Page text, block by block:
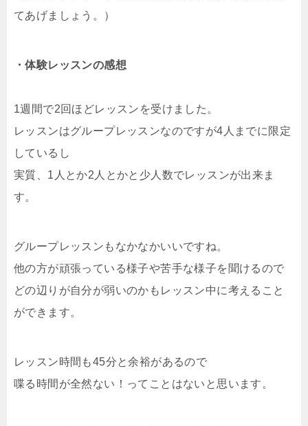
てあげましょう。）
・体験レッスンの感想
1週間で2回ほどレッスンを受けました。
レッスンはグループレッスンなのですが4人までに限定
しているし
実質、1人とか2人とかと少人数でレッスンが出来ま
す。
グループレッスンもなかなかいいですね。
他の方が頑張っている様子や苦手な様子を聞けるので
どの辺りが自分が弱いのかもレッスン中に考えること
ができます。
レッスン時間も45分と余裕があるので
喋る時間が全然ない！ってことはないと思います。